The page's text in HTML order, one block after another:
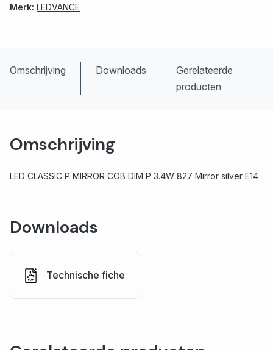
Merk: LEDVANCE
Omschrijving Downloads
Gerelateerde
producten
Omschrijving
LED CLASSIC P MIRROR COB DIM P 3.4W 827 Mirror silver E14
Downloads
Technische fiche